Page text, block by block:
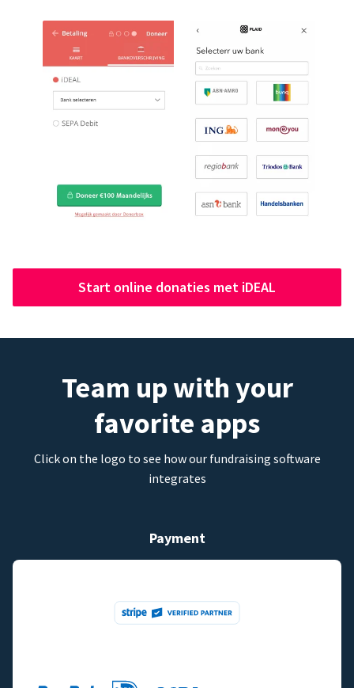
Start online donaties met iDEAL
Team up with your
favorite apps
Click on the logo to see how our fundraising software
integrates
Payment